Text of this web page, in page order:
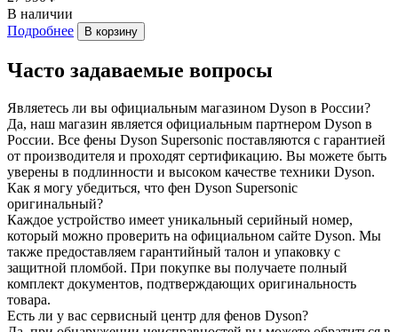
В наличии
Подробнее
В корзину
Часто задаваемые вопросы
Являетесь ли вы официальным магазином Dyson в России?
Да, наш магазин является официальным партнером Dyson в
России. Все фены Dyson Supersonic поставляются с гарантией
от производителя и проходят сертификацию. Вы можете быть
уверены в подлинности и высоком качестве техники Dyson.
Как я могу убедиться, что фен Dyson Supersonic
оригинальный?
Каждое устройство имеет уникальный серийный номер,
который можно проверить на официальном сайте Dyson. Мы
также предоставляем гарантийный талон и упаковку с
защитной пломбой. При покупке вы получаете полный
комплект документов, подтверждающих оригинальность
товара.
Есть ли у вас сервисный центр для фенов Dyson?